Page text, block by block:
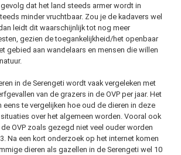
dat het land steeds armer wordt in
minder vruchtbaar. Zou je de kadavers wel
leidt dit waarschijnlijk tot nog meer
gezien de toegankelijkheid/het openbaar
gebied aan wandelaars en mensen die willen
in de Serengeti wordt vaak vergeleken met
van de grazers in de OVP per jaar. Het
eens te vergelijken hoe oud de dieren in deze
over het algemeen worden. Vooral ook
OVP zoals gezegd niet veel ouder worden
Na een kort onderzoek op het internet komen
dieren als gazellen in de Serengeti wel 10